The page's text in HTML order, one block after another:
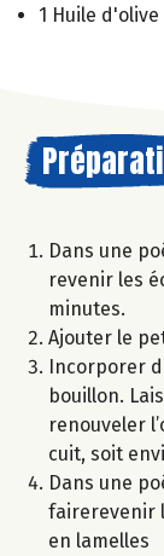
1 Huile d'olive
Dans une
revenir les
minutes.
Ajouter le
Incorporer
bouillon.
renouveler
cuit, soit
Dans une
fairerevenir
en lamelles